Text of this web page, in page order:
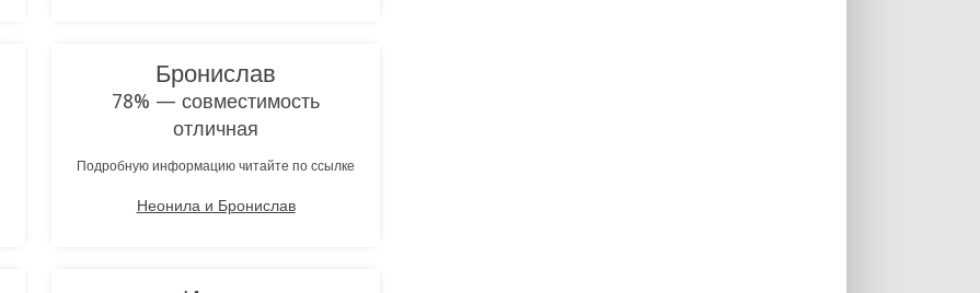
Бронислав
78% — совместимость
отличная
Подробную информацию читайте по ссылке
Неонила и Бронислав